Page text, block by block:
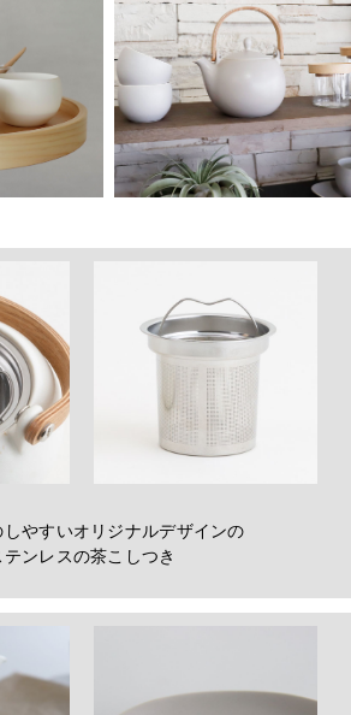
やすいオリジナルデザインの
テンレスの茶こしつき